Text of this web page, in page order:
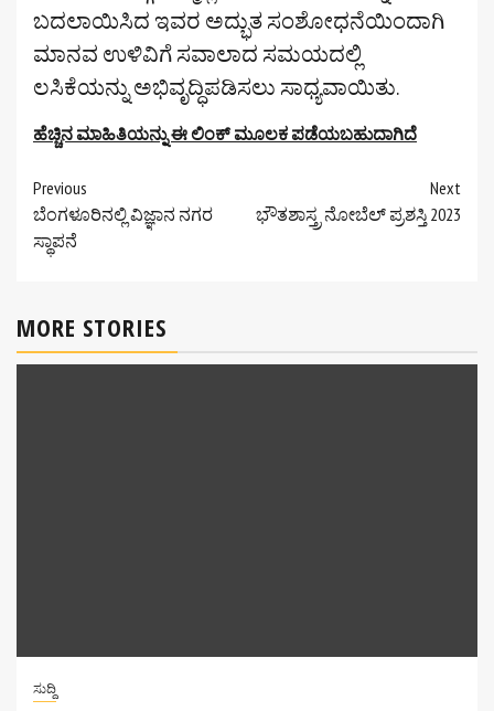
ಬದಲಾಯಿಸಿದ ಇವರ ಅದ್ಭುತ ಸಂಶೋಧನೆಯಿಂದಾಗಿ
ಮಾನವ ಉಳಿವಿಗೆ ಸವಾಲಾದ ಸಮಯದಲ್ಲಿ
ಲಸಿಕೆಯನ್ನು ಅಭಿವೃದ್ಧಿಪಡಿಸಲು ಸಾಧ್ಯವಾಯಿತು.
ಹೆಚ್ಚಿನ ಮಾಹಿತಿಯನ್ನು ಈ ಲಿಂಕ್ ಮೂಲಕ ಪಡೆಯಬಹುದಾಗಿದೆ
Continue
Reading
Previous
ಬೆಂಗಳೂರಿನಲ್ಲಿ ವಿಜ್ಞಾನ ನಗರ
ಸ್ಥಾಪನೆ
Next
ಭೌತಶಾಸ್ತ್ರ ನೋಬೆಲ್ ಪ್ರಶಸ್ತಿ 2023
MORE STORIES
ಸುದ್ದಿ